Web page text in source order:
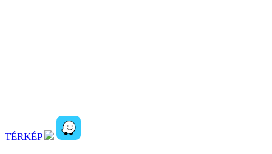
TÉRKÉP